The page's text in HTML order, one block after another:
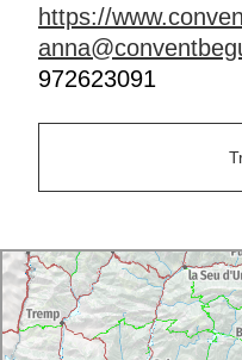
https://
972623091